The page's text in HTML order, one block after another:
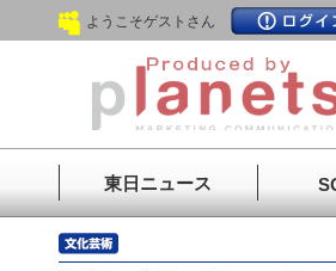
ようこそゲストさん
東日ニュース